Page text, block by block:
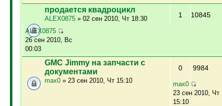
продается квадроцикл
ALEX0875» 02 сен 2010, Чт 18:30 1 10845
ALEX0875
26 сен 2010, Вс
00:03
GMC Jimmy на запчасти с
документами
max0» 23 сен 2010, Чт 15:10
0 9984
max0
23 сен 2010, Чт
15:10